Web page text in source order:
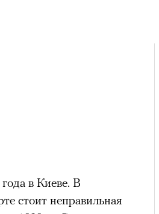
в Киеве. В
стоит неправильная